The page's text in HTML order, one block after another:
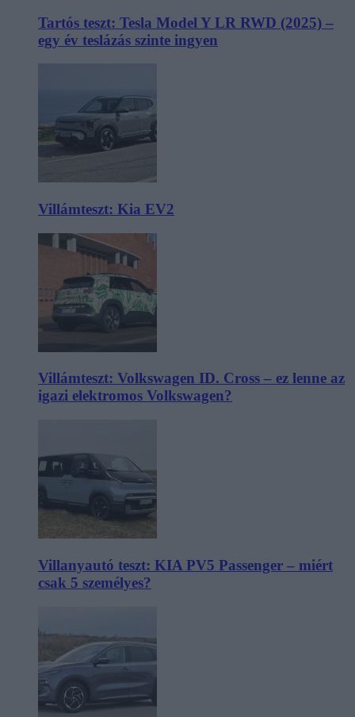
Tartós teszt: Tesla Model Y LR RWD (2025) –
egy év teslázás szinte ingyen
Villámteszt: Kia EV2
Villámteszt: Volkswagen ID. Cross – ez lenne az
igazi elektromos Volkswagen?
Villanyautó teszt: KIA PV5 Passenger – miért
csak 5 személyes?